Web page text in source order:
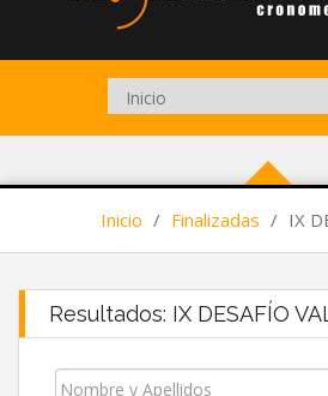
Inicio / Finalizadas / IX
Resultados: IX DESAFÍO